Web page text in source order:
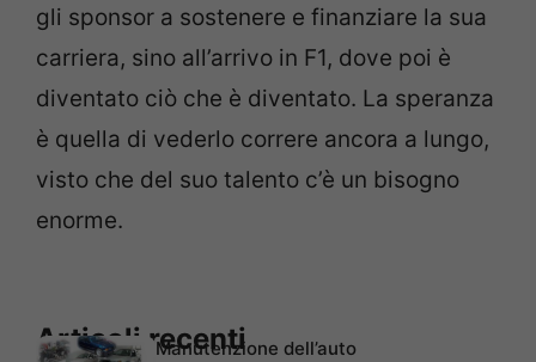
gli sponsor a sostenere e finanziare la sua
carriera, sino all’arrivo in F1, dove poi è
diventato ciò che è diventato. La speranza
è quella di vederlo correre ancora a lungo,
visto che del suo talento c’è un bisogno
enorme.
Articoli recentiManutenzione dell’auto